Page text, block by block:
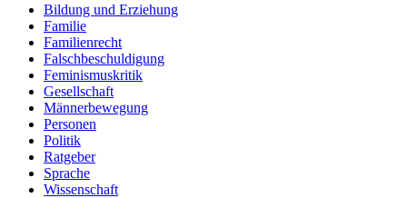
Bildung und Erziehung
Familie
Familienrecht
Falschbeschuldigung
Feminismuskritik
Gesellschaft
Männerbewegung
Personen
Politik
Ratgeber
Sprache
Wissenschaft